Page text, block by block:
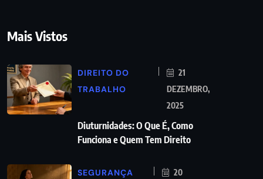
Mais Vistos
DIREITO DO
TRABALHO
21
DEZEMBRO,
2025
Diuturnidades: O Que É, Como
Funciona e Quem Tem Direito
SEGURANÇA
20